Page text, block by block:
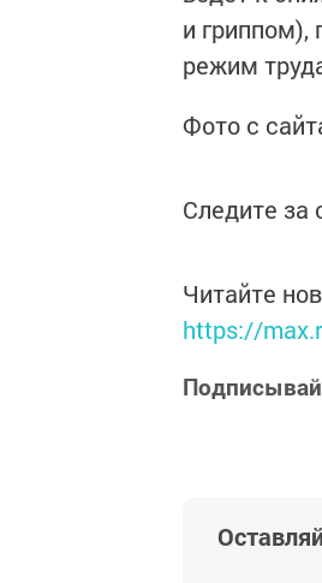
и гриппом),
режим
Фото с
Следите
Читайте
https://